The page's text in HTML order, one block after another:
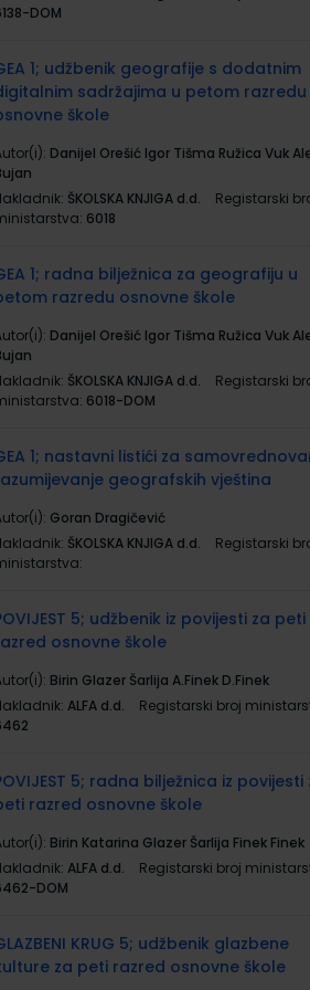
DOM
1; udžbenik geografije s dodatnim
sadržajima u petom razredu
škole
Danijel Orešić Igor Tišma Ružica Vuk
ŠKOLSKA KNJIGA d.d.
Registarski
6018
1; radna bilježnica za geografiju u
razredu osnovne škole
Danijel Orešić Igor Tišma Ružica Vuk
ŠKOLSKA KNJIGA d.d.
Registarski
6018-DOM
1; nastavni listići za
geografskih vještina
Goran Dragičević
ŠKOLSKA KNJIGA d.d.
Registarski
5; udžbenik iz povijesti za peti
osnovne škole
Birin Glazer Šarlija A.Finek D.Finek
ALFA d.d.
Registarski broj
5; radna bilježnica iz povijesti
razred osnovne škole
Birin Katarina Glazer Šarlija Finek Finek
ALFA d.d.
Registarski broj
DOM
KRUG 5; udžbenik glazbene
za peti razred osnovne škole